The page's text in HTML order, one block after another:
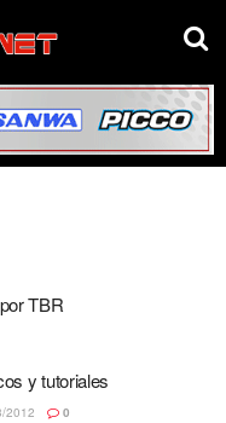
TBR
y tutoriales
2012 0